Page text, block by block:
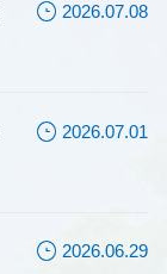
2026.07.08
2026.07.01
2026.06.29
2022.12.03
2022.04.01
2022.03.22
2026.07.01
2026.06.29
2026.06.18
2026.06.29
2026.06.24
2026.06.24
2026.05.29
2025.11.18
2025.03.27
2025.01.08
2024.10.09
2024.09.23